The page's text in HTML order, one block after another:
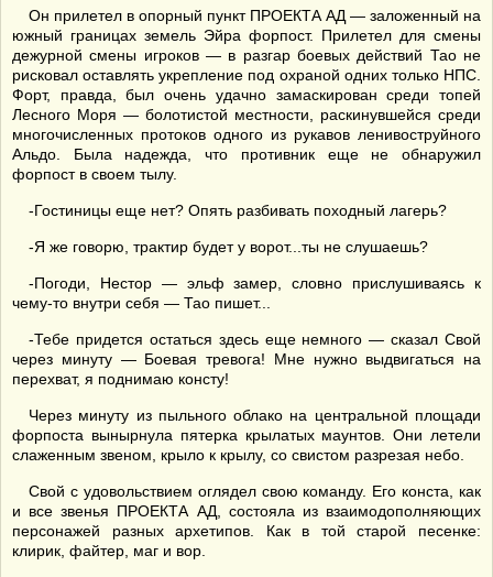
Он прилетел в опорный пункт ПРОЕКТА АД — заложенный на
южный границах земель Эйра форпост. Прилетел для смены
дежурной смены игроков — в разгар боевых действий Тао не
рисковал оставлять укрепление под охраной одних только НПС.
Форт, правда, был очень удачно замаскирован среди топей
Лесного Моря — болотистой местности, раскинувшейся среди
многочисленных протоков одного из рукавов ленивоструйного
Альдо. Была надежда, что противник еще не обнаружил
форпост в своем тылу.
-Гостиницы еще нет? Опять разбивать походный лагерь?
-Я же говорю, трактир будет у ворот...ты не слушаешь?
-Погоди, Нестор — эльф замер, словно прислушиваясь к
чему-то внутри себя — Тао пишет...
-Тебе придется остаться здесь еще немного — сказал Свой
через минуту — Боевая тревога! Мне нужно выдвигаться на
перехват, я поднимаю консту!
Через минуту из пыльного облако на центральной площади
форпоста вынырнула пятерка крылатых маунтов. Они летели
слаженным звеном, крыло к крылу, со свистом разрезая небо.
Свой с удовольствием оглядел свою команду. Его конста, как
и все звенья ПРОЕКТА АД, состояла из взаимодополняющих
персонажей разных архетипов. Как в той старой песенке:
клирик, файтер, маг и вор.